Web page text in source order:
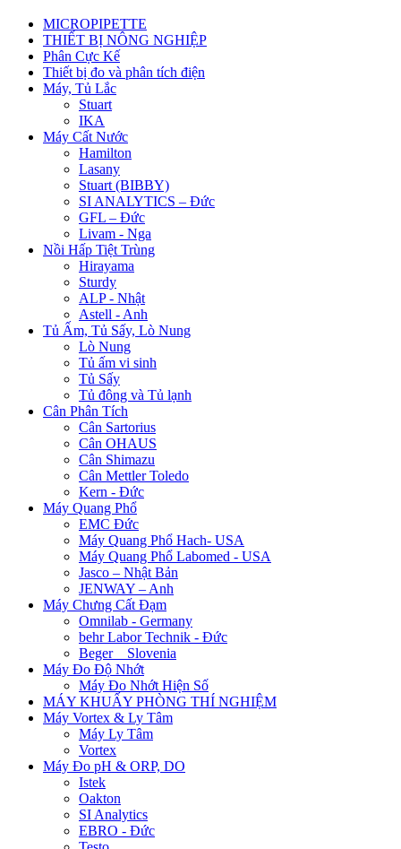
MICROPIPETTE
THIẾT BỊ NÔNG NGHIỆP
Phân Cực Kế
Thiết bị đo và phân tích điện
Máy, Tủ Lắc
Stuart
IKA
Máy Cất Nước
Hamilton
Lasany
Stuart (BIBBY)
SI ANALYTICS – Đức
GFL – Đức
Livam - Nga
Nồi Hấp Tiệt Trùng
Hirayama
Sturdy
ALP - Nhật
Astell - Anh
Tủ Ấm, Tủ Sấy, Lò Nung
Lò Nung
Tủ ấm vi sinh
Tủ Sấy
Tủ đông và Tủ lạnh
Cân Phân Tích
Cân Sartorius
Cân OHAUS
Cân Shimazu
Cân Mettler Toledo
Kern - Đức
Máy Quang Phổ
EMC Đức
Máy Quang Phổ Hach- USA
Máy Quang Phổ Labomed - USA
Jasco – Nhật Bản
JENWAY – Anh
Máy Chưng Cất Đạm
Omnilab - Germany
behr Labor Technik - Đức
Beger _ Slovenia
Máy Đo Độ Nhớt
Máy Đo Nhớt Hiện Số
MÁY KHUẤY PHÒNG THÍ NGHIỆM
Máy Vortex & Ly Tâm
Máy Ly Tâm
Vortex
Máy Đo pH & ORP, DO
Istek
Oakton
SI Analytics
EBRO - Đức